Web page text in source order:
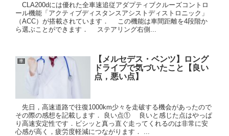
CLA200dには優れた全車速追従アダプティブクルーズコントロ
ール機能「アクティブディスタンスアシストディストロニック」
（ACC）が搭載されています． この機能は車間距離を4段階か
ら選ぶことができます． ステアリング右側...
車
【メルセデス・ベンツ】ロング
ドライブで気づいたこと【良い
点，悪い点】
先日，高速道路で往復1000km少々を走破する機会があったので
その際の感想を記載します． 良い点① 良いと感じた点はやっぱ
り高速安定性です．ビシッと真っ直ぐ走ってくれるのは非常に安
心感が高く，疲労度軽減につながります． ...